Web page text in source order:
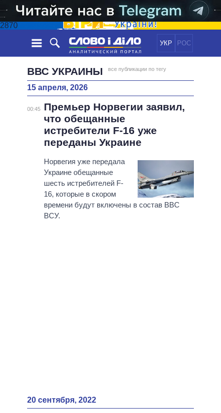
2870
УКР РОС
НОВОСТИ
ЛЕНТА
СОБЫТИЯ
СТАТЬИ
МНЕНИЯ
ОБЗОРЫ
ДАЙДЖЕСТЫ
ЭКОНОМИКА
ОБЩЕСТВО
МИР
ОБЕЩАНИЯ
ПОЛИТИКИ
ВСЕ ПОЛИТИКИ
ПРЕЗИДЕНТ И ОФИС
ВЕРХОВНАЯ РАДА
КАБИНЕТ МИНИСТРОВ
ГЛАВЫ ОБЛАДМИНИСТРАЦИЙ
МЭРЫ
ИНФОГРАФИКА
ПОДДЕРЖАТЬ
СРАВНЕНИЕ ПОЛИТИКОВ
ВВС УКРАИНЫ все публикации по тегу
15 апреля, 2026
00:45
Премьер Норвегии заявил,
что обещанные
истребители F-16 уже
переданы Украине
Норвегия уже передала
Украине обещанные
шесть истребителей F-
16, которые в скором
времени будут включены в состав ВВС
ВСУ.
20 сентября, 2022